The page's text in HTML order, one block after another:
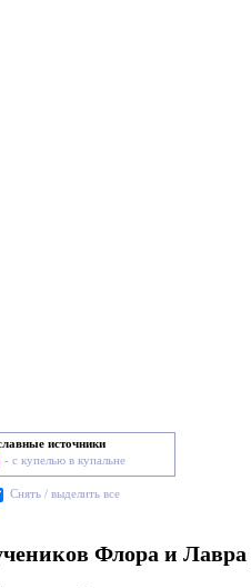
источники
- с купелью в купальне
Cнять / выделить все
Флора и Лавра